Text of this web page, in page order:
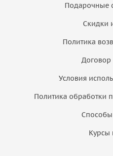
Подарочные
Скидки
Политика
Условия
Политика обработки
Курсы